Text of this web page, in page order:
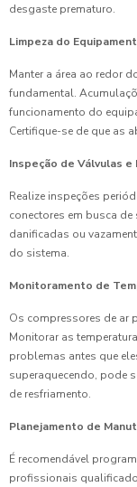
desgaste prematuro.
Limpeza do
Manter a área ao redor
fundamental.
funcionamento do
Certifique-se de que as
Inspeção de Válvulas e
Realize inspeções
conectores em busca
danificadas ou
do sistema.
Monitoramento de
Os compressores de ar
Monitorar as
problemas antes que
superaquecendo, pode
de resfriamento.
Planejamento de
É recomendável
profissionais